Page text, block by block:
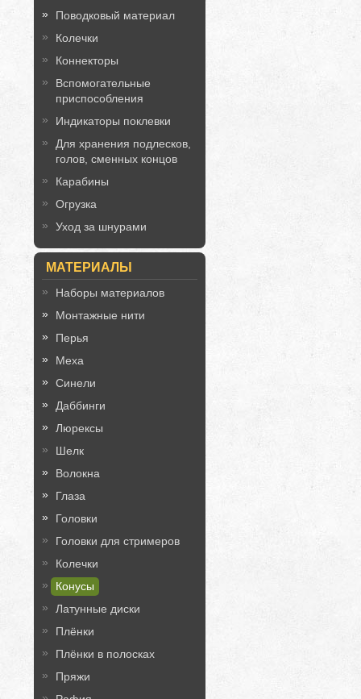
Поводковый материал
Колечки
Коннекторы
Вспомогательные
приспособления
Индикаторы поклевки
Для хранения подлесков,
голов, сменных концов
Карабины
Огрузка
Уход за шнурами
МАТЕРИАЛЫ
Наборы материалов
Монтажные нити
Перья
Меха
Синели
Даббинги
Люрексы
Шелк
Волокна
Глаза
Головки
Головки для стримеров
Колечки
Конусы
Латунные диски
Плёнки
Плёнки в полосках
Пряжи